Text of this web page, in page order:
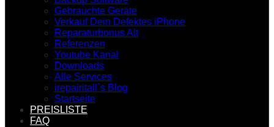
Gebrauchte Geräte
Verkauf Dein Defektes iPhone
Reparaturbonus Alt
Referenzen
Youtube Kanal
Downloads
Alle Services
irepairitall`s Blog
Startseite
PREISLISTE
FAQ